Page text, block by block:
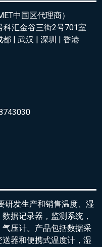
中国区代理商）
科汇金谷三街2号701室
| 武汉 | 深圳 | 香港
研发生产和销售温度、湿
据记录器，监测系统，
压计。产品包括数据采
器和便携式温度计，湿